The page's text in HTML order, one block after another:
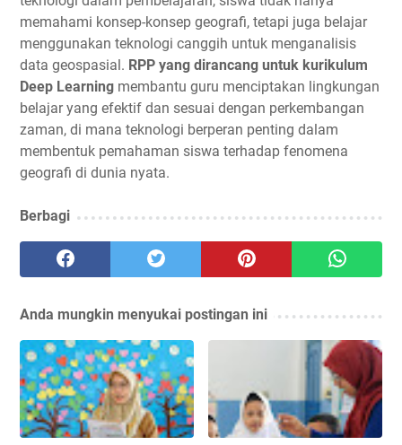
memahami konsep-konsep geografi, tetapi juga belajar
menggunakan teknologi canggih untuk menganalisis
data geospasial. RPP yang dirancang untuk kurikulum
Deep Learning membantu guru menciptakan lingkungan
belajar yang efektif dan sesuai dengan perkembangan
zaman, di mana teknologi berperan penting dalam
membentuk pemahaman siswa terhadap fenomena
geografi di dunia nyata.
Berbagi
Anda mungkin menyukai postingan ini